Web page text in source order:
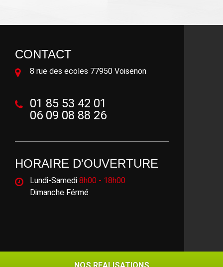
CONTACT
8 rue des ecoles 77950 Voisenon
01 85 53 42 01
06 09 08 88 26
HORAIRE D'OUVERTURE
Lundi-Samedi 8h00 - 18h00
Dimanche Férmé
©2018 - 2026 Tout droit réservé -Mentions légales